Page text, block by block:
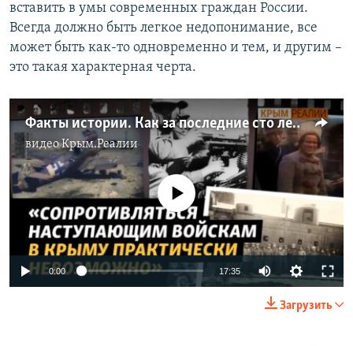
вставить в умы современных граждан России.
Всегда должно быть легкое недопонимание, все
может быть как-то одновременно и тем, и другим –
это такая характерная черта.
Факты истории. Как за последние сто лет «брали» Крым?
видеоКрым.Реалии
No media source currently available
0:00 17:35
240p
Загрузить